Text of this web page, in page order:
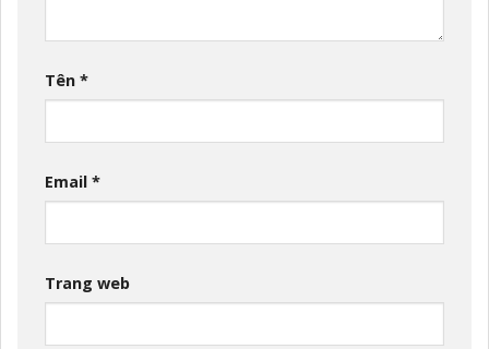
Tên *
Email *
Trang web